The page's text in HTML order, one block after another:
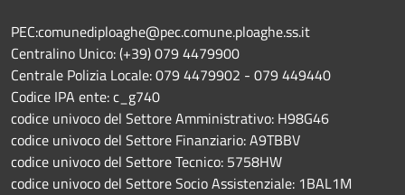
PEC:comunediploaghe@pec.comune.ploaghe.ss.it
Centralino Unico: (+39) 079 4479900
Centrale Polizia Locale: 079 4479902 - 079 449440
Codice IPA ente: c_g740
codice univoco del Settore Amministrativo: H98G46
codice univoco del Settore Finanziario: A9TBBV
codice univoco del Settore Tecnico: 5758HW
codice univoco del Settore Socio Assistenziale: 1BAL1M